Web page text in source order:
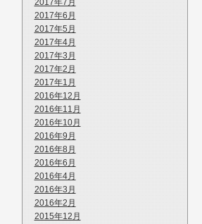
2017年7月
2017年6月
2017年5月
2017年4月
2017年3月
2017年2月
2017年1月
2016年12月
2016年11月
2016年10月
2016年9月
2016年8月
2016年6月
2016年4月
2016年3月
2016年2月
2015年12月